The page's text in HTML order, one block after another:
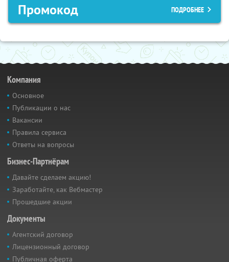
Промокод ПОДРОБНЕЕ
Компания
Основное
Публикации о нас
Вакансии
Правила сервиса
Ответы на вопросы
Бизнес-Партнёрам
Давайте сделаем акцию!
Заработайте, как Вебмастер
Прошедшие акции
Документы
Агентский договор
Лицензионный договор
Публичная оферта